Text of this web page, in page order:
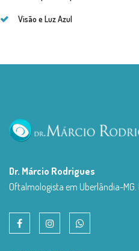
Visão e Luz Azul
Dr. Márcio Rodrigues
Oftalmologista em Uberlândia-